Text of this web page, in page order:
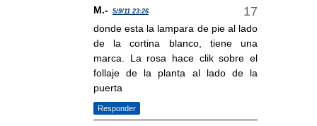
M.- 5/9/11 23:26
donde esta la lampara de pie al lado
de la cortina blanco, tiene una
marca. La rosa hace clik sobre el
follaje de la planta al lado de la
puerta
Responder